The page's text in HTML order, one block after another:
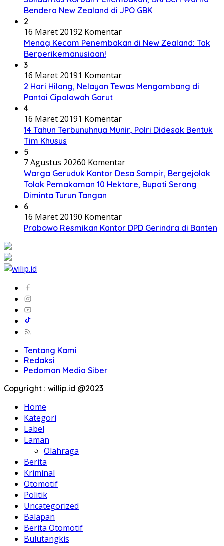
Bendera New Zealand di JPO GBK
2
16 Maret 20192 Komentar
Menag Kecam Penembakan di New Zealand: Tak
Berperikemanusiaan!
3
16 Maret 20191 Komentar
2 Hari Hilang, Nelayan Tewas Mengambang di
Pantai Cipalawah Garut
4
16 Maret 20191 Komentar
14 Tahun Terbunuhnya Munir, Polri Didesak Bentuk
Tim Khusus
5
7 Agustus 20260 Komentar
Warga Geruduk Kantor Desa Sampir, Bergejolak
Tolak Pemakaman 10 Hektare, Bupati Serang
Diminta Turun Tangan
6
16 Maret 20190 Komentar
Prabowo Resmikan Kantor DPD Gerindra di Banten
Tentang Kami
Redaksi
Pedoman Media Siber
Copyright : willip.id @2023
Home
Kategori
Label
Laman
Olahraga
Berita
Kriminal
Otomotif
Politik
Uncategorized
Balapan
Berita Otomotif
Bulutangkis